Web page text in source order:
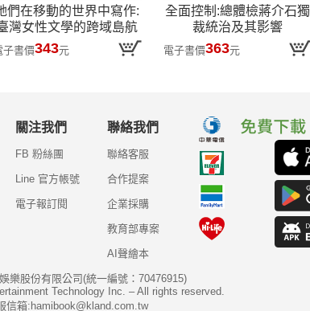
們在移動的世界中寫作:
灣女性文學的跨域島航
子書價343元
全面控制:總體檢蔣介石獨
裁統治及其影響
電子書價363元
關注我們
FB 粉絲團
Line 官方帳號
電子報訂閱
聯絡我們
聯絡客服
合作提案
企業採購
教育部專案
AI聲繪本
樂股份有限公司(統一編號：70476915)
Technology Inc. – All rights reserved.
信箱:hamibook@kland.com.tw